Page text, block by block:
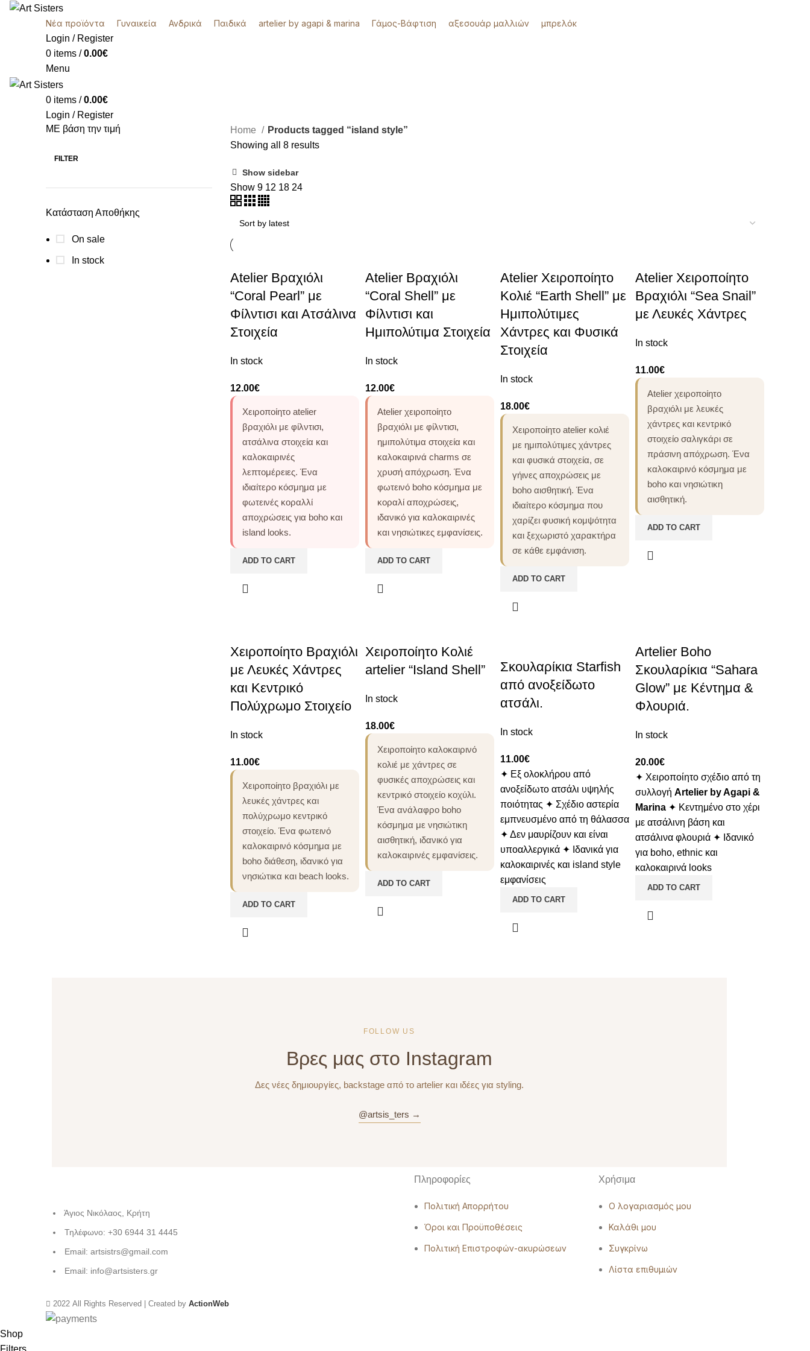
Νέα προϊόντα Γυναικεία Ανδρικά Παιδικά artelier by agapi & marina Γάμος-Βάφτιση αξεσουάρ μαλλιών
μπρελόκ
Login / Register
0 items / 0.00€
Menu
0 items / 0.00€
Login / Register
ΜΕ βάση την τιμή
FILTER
Κατάσταση Αποθήκης
On sale
In stock
Home
Products tagged “island style”
Showing all 8 results
Show sidebar
Show 9 12 18 24
Atelier Βραχιόλι
“Coral Pearl” με
Φίλντισι και Ατσάλινα
Στοιχεία
In stock
12.00€
Χειροποίητο atelier
βραχιόλι με φίλντισι,
ατσάλινα στοιχεία και
καλοκαιρινές
λεπτομέρειες. Ένα
ιδιαίτερο κόσμημα με
φωτεινές κοραλλί
αποχρώσεις για boho και
island looks.
ADD TO CART
Atelier Βραχιόλι
“Coral Shell” με
Φίλντισι και
Ημιπολύτιμα Στοιχεία
In stock
12.00€
Atelier χειροποίητο
βραχιόλι με φίλντισι,
ημιπολύτιμα στοιχεία και
καλοκαιρινά charms σε
χρυσή απόχρωση. Ένα
φωτεινό boho κόσμημα με
κοραλί αποχρώσεις,
ιδανικό για καλοκαιρινές
και νησιώτικες εμφανίσεις.
ADD TO CART
Atelier Χειροποίητο
Κολιέ “Earth Shell” με
Ημιπολύτιμες
Χάντρες και Φυσικά
Στοιχεία
In stock
18.00€
Χειροποίητο atelier κολιέ
με ημιπολύτιμες χάντρες
και φυσικά στοιχεία, σε
γήινες αποχρώσεις με
boho αισθητική. Ένα
ιδιαίτερο κόσμημα που
χαρίζει φυσική κομψότητα
και ξεχωριστό χαρακτήρα
σε κάθε εμφάνιση.
ADD TO CART
Atelier Χειροποίητο
Βραχιόλι “Sea Snail”
με Λευκές Χάντρες
In stock
11.00€
Atelier χειροποίητο
βραχιόλι με λευκές
χάντρες και κεντρικό
στοιχείο σαλιγκάρι σε
πράσινη απόχρωση. Ένα
καλοκαιρινό κόσμημα με
boho και νησιώτικη
αισθητική.
ADD TO CART
Χειροποίητο Βραχιόλι
με Λευκές Χάντρες
και Κεντρικό
Πολύχρωμο Στοιχείο
In stock
11.00€
Χειροποίητο βραχιόλι με
λευκές χάντρες και
πολύχρωμο κεντρικό
στοιχείο. Ένα φωτεινό
καλοκαιρινό κόσμημα με
boho διάθεση, ιδανικό για
νησιώτικα και beach looks.
ADD TO CART
Χειροποίητο Κολιέ
artelier “Island Shell”
In stock
18.00€
Χειροποίητο καλοκαιρινό
κολιέ με χάντρες σε
φυσικές αποχρώσεις και
κεντρικό στοιχείο κοχύλι.
Ένα ανάλαφρο boho
κόσμημα με νησιώτικη
αισθητική, ιδανικό για
καλοκαιρινές εμφανίσεις.
ADD TO CART
Σκουλαρίκια Starfish
από ανοξείδωτο
ατσάλι.
In stock
11.00€
✦ Εξ ολοκλήρου από
ανοξείδωτο ατσάλι υψηλής
ποιότητας ✦ Σχέδιο αστερία
εμπνευσμένο από τη θάλασσα
✦ Δεν μαυρίζουν και είναι
υποαλλεργικά ✦ Ιδανικά για
καλοκαιρινές και island style
εμφανίσεις
ADD TO CART
Artelier Boho
Σκουλαρίκια “Sahara
Glow” με Κέντημα &
Φλουριά.
In stock
20.00€
✦ Χειροποίητο σχέδιο από τη
συλλογή Artelier by Agapi &
Marina✦ Κεντημένο στο χέρι
με ατσάλινη βάση και
ατσάλινα φλουριά ✦ Ιδανικό
για boho, ethnic και
καλοκαιρινά looks
ADD TO CART
FOLLOW US
Βρες μας στο Instagram
Δες νέες δημιουργίες, backstage από το artelier και ιδέες για styling.
@artsis_ters →
Άγιος Νικόλαος, Κρήτη
Τηλέφωνο: +30 6944 31 4445
Email: artsistrs@gmail.com
Email: info@artsisters.gr
Πληροφορίες
Πολιτική Απορρήτου
Όροι και Προϋποθέσεις
Πολιτική Επιστροφών-ακυρώσεων
Χρήσιμα
Ο λογαριασμός μου
Καλάθι μου
Συγκρίνω
Λίστα επιθυμιών
2022 All Rights Reserved | Created by ActionWeb
Shop
Filters